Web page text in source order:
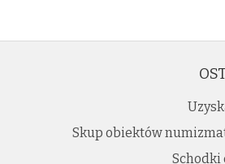
Skup obiektów
Schodki